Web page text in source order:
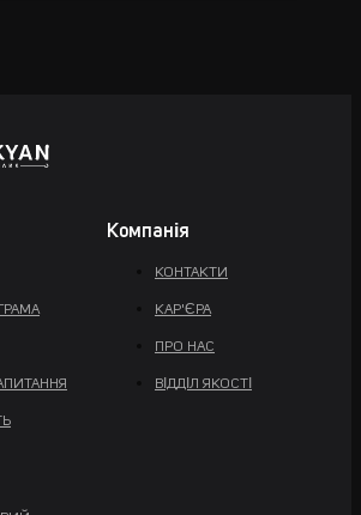
Компанія
КОНТАКТИ
КАР'ЄРА
ПРО НАС
ВІДДІЛ ЯКОСТІ